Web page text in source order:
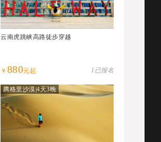
云南虎跳峡高路徒步穿越
￥ 880元起 1已报名
腾格里沙漠|4天3晚